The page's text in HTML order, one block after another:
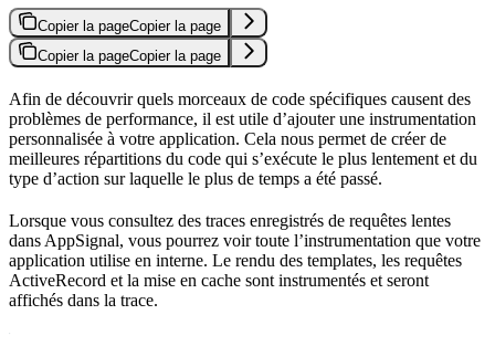
Copier la pageCopier la page
Copier la pageCopier la page
Afin de découvrir quels morceaux de code spécifiques causent des
problèmes de performance, il est utile d’ajouter une instrumentation
personnalisée à votre application. Cela nous permet de créer de
meilleures répartitions du code qui s’exécute le plus lentement et du
type d’action sur laquelle le plus de temps a été passé.
Lorsque vous consultez des traces enregistrés de requêtes lentes
dans AppSignal, vous pourrez voir toute l’instrumentation que votre
application utilise en interne. Le rendu des templates, les requêtes
ActiveRecord et la mise en cache sont instrumentés et seront
affichés dans la trace.